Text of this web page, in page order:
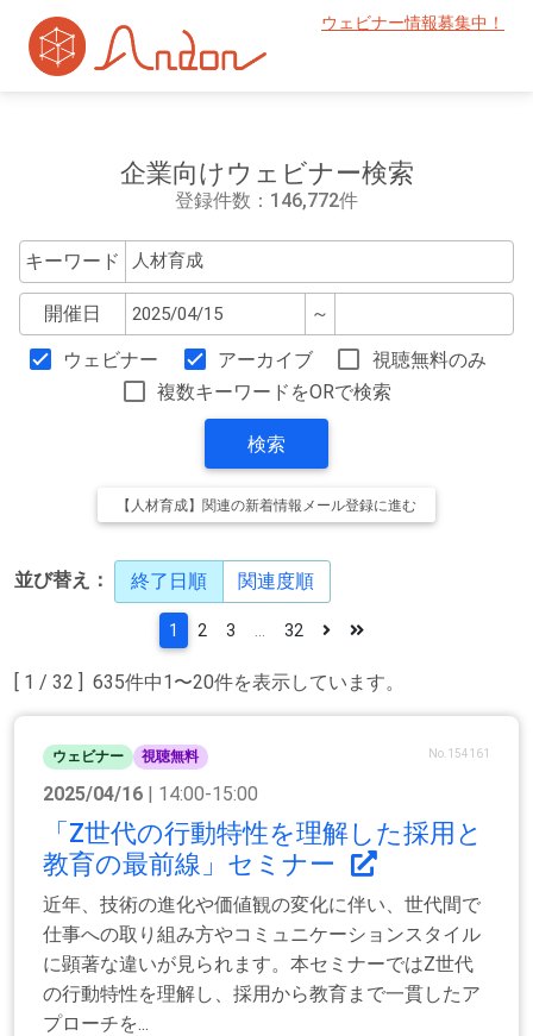
ウェビナー情報募集中！
企業向けウェビナー検索
登録件数：146,772件
キーワード
開催日 ～
ウェビナー アーカイブ
視聴無料のみ
複数キーワードをORで検索
検索
【人材育成】関連の新着情報メール登録に進む
並び替え： 終了日順 関連度順
[ 1 / 32 ] 635件中1〜20件を表示しています。
1 2 3 32
ウェビナー 視聴無料 No.154161
2025/04/16 | 14:00-15:00
「Z世代の行動特性を理解した採用と
教育の最前線」セミナー
近年、技術の進化や価値観の変化に伴い、世代間で
仕事への取り組み方やコミュニケーションスタイル
に顕著な違いが見られます。本セミナーではZ世代
の行動特性を理解し、採用から教育まで一貫したア
プローチを...